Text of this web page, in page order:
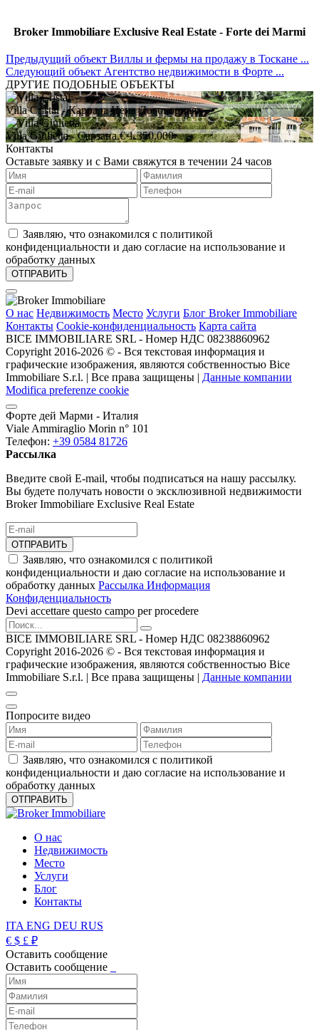
Broker Immobiliare Exclusive Real Estate - Forte dei Marmi
Предыдущий объект Виллы и фермы на продажу в Тоскане ...
Следующий объект Агентство недвижимости в Форте ...
ДРУГИЕ ПОДОБНЫЕ ОБЪЕКТЫ
Villa Cristal- Каррара Цена Договорная
Villa Giulietta- Сарзана € 1.350.000
Контакты
Оставьте заявку и с Вами свяжутся в течении 24 часов
Заявляю, что ознакомился с политикой
конфиденциальности и даю согласие на использование и
обработку данных
О нас Недвижимость Место Услуги Блог Broker Immobiliare
Контакты Cookie-конфиденциальность Карта сайта
BICE IMMOBILIARE SRL - Номер НДС 08238860962
Copyright 2016-2026 ©️ - Вся текстовая информация и
графические изображения, являются собственностью Bice
Immobiliare S.r.l. | Все права защищены | Данные компании
Modifica preferenze cookie
Форте дей Марми - Италия
Viale Ammiraglio Morin n° 101
Телефон: +39 0584 81726
Рассылка
Введите свой E-mail, чтобы подписаться на нашу рассылку.
Вы будете получать новости о эксклюзивной недвижимости
Broker Immobiliare Exclusive Real Estate
ОТПРАВИТЬ
Заявляю, что ознакомился с политикой
конфиденциальности и даю согласие на использование и
обработку данных Рассылка Информация
Конфиденциальность
Devi accettare questo campo per procedere
BICE IMMOBILIARE SRL - Номер НДС 08238860962
Copyright 2016-2026 ©️ - Вся текстовая информация и
графические изображения, являются собственностью Bice
Immobiliare S.r.l. | Все права защищены | Данные компании
Попросите видео
Заявляю, что ознакомился с политикой
конфиденциальности и даю согласие на использование и
обработку данных
О нас
Недвижимость
Место
Услуги
Блог
Контакты
ITA ENG DEU RUS
€ $ £ ₽
Оставить сообщение
Оставить сообщение